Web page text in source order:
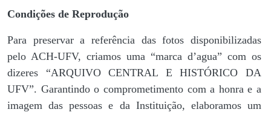
Condições de Reprodução
Para preservar a referência das fotos disponibilizadas
pelo ACH-UFV, criamos uma “marca d’agua” com os
dizeres “ARQUIVO CENTRAL E HISTÓRICO DA
UFV”. Garantindo o comprometimento com a honra e a
imagem das pessoas e da Instituição, elaboramos um